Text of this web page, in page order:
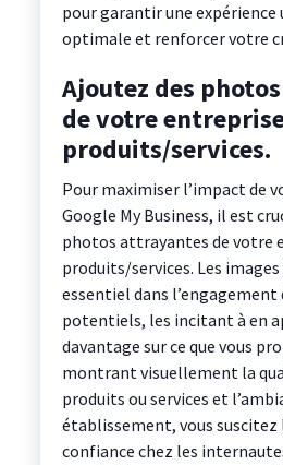
pour garantir une
optimale et renforcer votre
Ajoutez des
de votre
produits/services.
Pour maximiser l’impact de
Google My Business, il est
photos attrayantes de votre
produits/services. Les
essentiel dans l’engagement
potentiels, les incitant à en
davantage sur ce que vous
montrant visuellement la
produits ou services et
établissement, vous
confiance chez les